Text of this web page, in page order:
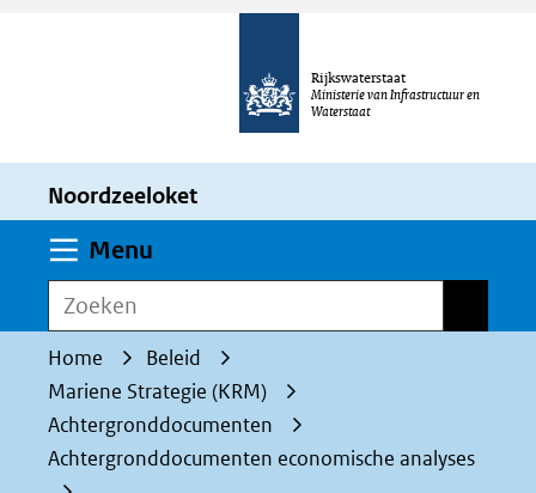
worden
toegestaan
geweigerd.
Rijkswaterstaat
Ministerie van Infrastructuur en
Waterstaat
Noordzeeloket
Menu
Zoeken
Home
Beleid
Mariene Strategie (KRM)
Achtergronddocumenten
Achtergronddocumenten economische analyses